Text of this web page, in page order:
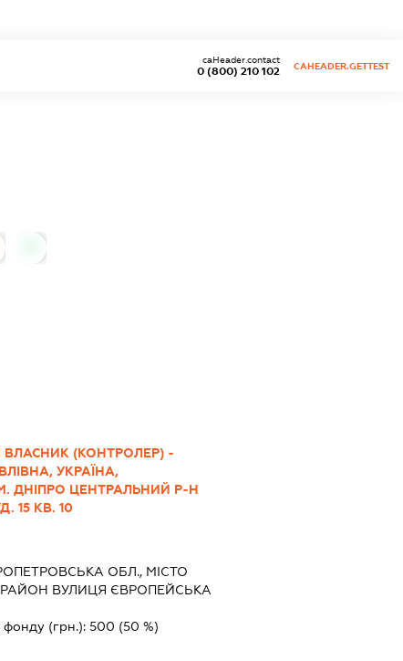
0 (800) 210 102
caHeader.contact
CAHEADER.GETTEST
ВЛАСНИК (КОНТРОЛЕР) -
УКРАЇНА,
ДНІПРО ЦЕНТРАЛЬНИЙ Р-Н
15 КВ. 10
ОБЛ., МІСТО
ВУЛИЦЯ ЄВРОПЕЙСЬКА
фонду (грн.): 500 (50 %)